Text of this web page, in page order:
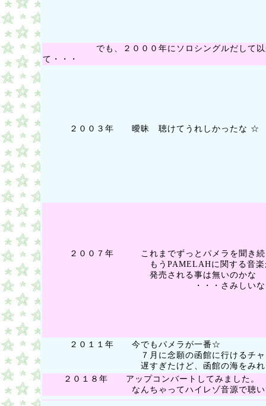
でも、２０００年にソロシングルだして以
て・・・
２００３年 曖昧 聴けてうれしかったな ☆
２００７年 これまでずっとパメラを聞き続
もうPAMELAHに関する音楽
発売される事は無いのかな
・・・さみしいな
２０１１年 今でもパメラが一番☆
７月に念願の函館に行けるチャン
遅すぎたけど、函館の海をみれた
２０１８年 アップコンバートしてみました。
なんちゃってハイレゾ音源で聴いて